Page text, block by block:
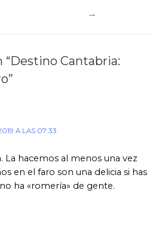
→
“Destino Cantabria:
A LAS 07:33
La hacemos al menos una vez
en el faro son una delicia si has
ha «romería» de gente.